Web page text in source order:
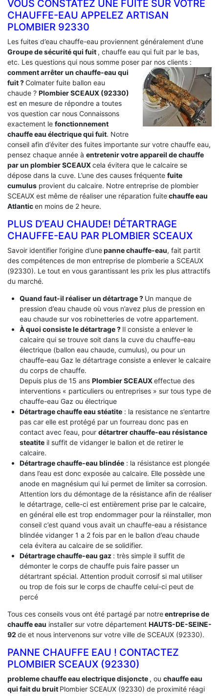
VOUS CONSTATEZ UNE FUITE SUR VOTRE
CHAUFFE-EAU APPELEZ ARTISAN
PLOMBIER 92330
Les fuites d’eau chauffe-eau proviennent généralement d’une
Groupe de sécurité qui fuit , chauffe eau qui fuit par le bas,
etc. Les questions qui nous somme poser par nos clients :
comment arrêter un chauffe-eau qui
fuit ?Colmater fuite ballon eau
chaude ? Plombier SCEAUX (92330)
est en mesure de répondre a toutes
vos question car nous Connaissons
exactement le fonctionnement
chauffe eau électrique qui fuit. Notre
conseil afin d’éviter des fuites importante sur votre chauffe eau,
pensez chaque année à entretenir votre appareil de chauffe
par un plombier SCEAUXcela évitera que le calcaire se
dépose dans la cuve. L’une des causes fréquente fuite
cumulus provient du calcaire. Notre entreprise de plombier
SCEAUX est même de réaliser une réparation fuitechauffe eau
Atlanticen moins de 2 heure.
PLUS D’EAU CHAUDE! DÉTARTRAGE
CHAUFFE-EAU PAR PLOMBIER SCEAUX
Savoir identifier l’origine d’unepanne chauffe-eau, fait partit
des compétences de mon entreprise de plomberie a SCEAUX
(92330). Le tout en vous garantissant les prix les plus attractifs
du marché.
Quand faut-il réaliser un détartrage ? Un manque de
pression d’eau chaude où vous n’avez plus de pression en
eau chaude sur vos robinetteries de votre appartement.
À quoi consiste le détartrage ? Il consiste a enlever le
calcaire qui se trouve soit dans la cuve du chauffe-eau
électrique (ballon eau chaude, cumulus), ou pour un
chauffe-eau Gaz le détartrage consiste a enlever le calcaire
du corps de chauffe.
Depuis plus de 15 ans Plombier SCEAUXeffectue des
interventions « particuliers ou entreprises » sur tous type de
chauffe-eau Gaz ou électrique
Détartrage chauffe eau stéatite: la resistance ne s’entartre
pas car elle est protégé par un fourreau donc pas en
contact avec l’eau, pour détartrer chauffe-eau résistance
steatiteil suffit de vidanger le ballon et de retirer le
calcaire.
Détartrage chauffe-eau blindée: la résistance est plongée
dans l’eau est donc exposée au calcaire. Elle possède une
anode en magnésium qui lui permet de limiter sa corrosion.
Attention lors du démontage de la résistance afin de réaliser
le détartrage, celle-ci est entièrement prise par le calcaire,
en général elle est trop endommager pour la réinstaller, mon
conseil c’est quand vous avait un chauffe-eau a résistance
blindée vidanger 1 a 2 fois par en le ballon d’eau chaude
cela évitera au calcaire de se solidifier.
Détartrage chauffe-eau gaz : très simple il suffit de
démonter le corps de chauffe puis faire passer un
détartrant spécial. Attention produit corrosif si mal utiliser
ou trop de fois sur le corps de chauffe celui-ci peut de
percé
Tous ces conseils vous ont été partagé par notreentreprise de
chauffe eau installer sur votre département HAUTS-DE-SEINE-
92 de et nous intervenons sur votre ville de SCEAUX (92330).
PANNE CHAUFFE EAU ! CONTACTEZ
PLOMBIER SCEAUX (92330)
probleme chauffe eau electrique disjoncte , ou chauffe eau
qui fait du bruit Plombier SCEAUX (92330) de proximité réagi